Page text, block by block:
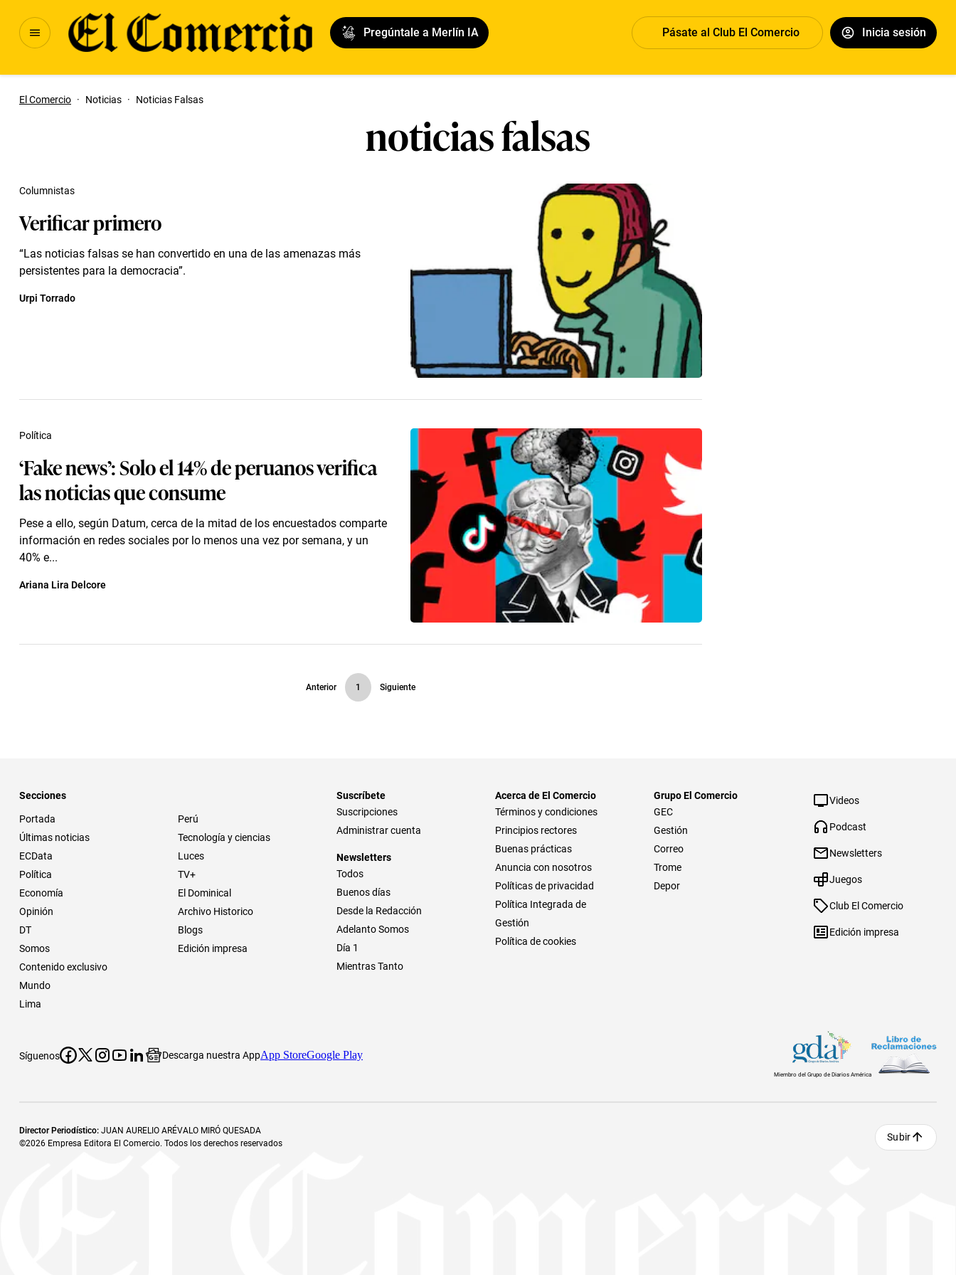
Pregúntale a Merlín IA Pásate al Club El Comercio Inicia sesión
El Comercio · Noticias · Noticias Falsas
noticias falsas
Verificar primero
“Las noticias falsas se han convertido en una de las amenazas más
persistentes para la democracia”.
Columnistas
Urpi Torrado
‘Fake news’: Solo el 14% de peruanos verifica
las noticias que consume
Pese a ello, según Datum, cerca de la mitad de los encuestados comparte
información en redes sociales por lo menos una vez por semana, y un
40% e...
Política
Ariana Lira Delcore
Anterior 1 Siguiente
Secciones
Portada
Últimas noticias
ECData
Política
Economía
Opinión
DT
Somos
Contenido exclusivo
Mundo
Lima
Perú
Tecnología y ciencias
Luces
TV+
El Dominical
Archivo Historico
Blogs
Edición impresa
Suscríbete
Suscripciones
Administrar cuenta
Newsletters
Todos
Buenos días
Desde la Redacción
Adelanto Somos
Día 1
Mientras Tanto
Acerca de El Comercio
Términos y condiciones
Principios rectores
Buenas prácticas
Anuncia con nosotros
Políticas de privacidad
Política Integrada de
Gestión
Política de cookies
Grupo El Comercio
GEC
Gestión
Correo
Trome
Depor
Videos
Podcast
Newsletters
Juegos
Club El Comercio
Edición impresa
Síguenos Descarga nuestra AppApp StoreGoogle Play
Miembro del Grupo de Diarios América
Director Periodístico: JUAN AURELIO ARÉVALO MIRÓ QUESADA
©2026 Empresa Editora El Comercio. Todos los derechos reservados
Subir